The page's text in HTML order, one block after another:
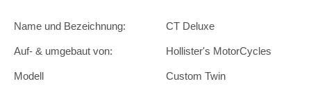
Name und Bezeichnung: CT Deluxe
Auf- & umgebaut von: Hollister's MotorCycles
Modell Custom Twin